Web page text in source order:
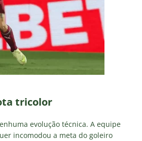
tricolor
evolução técnica. A equipe
incomodou a meta do goleiro